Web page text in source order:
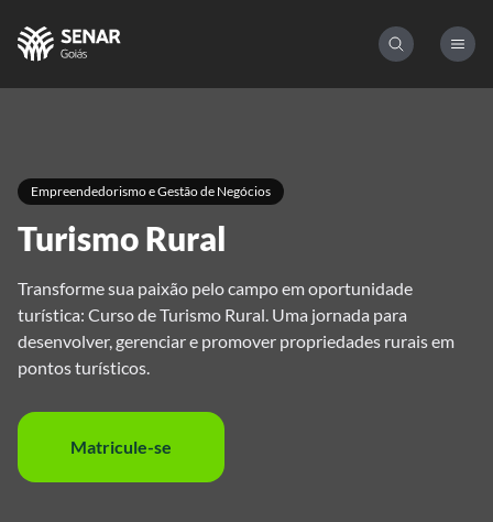
Empreendedorismo e Gestão de Negócios
Turismo Rural
Transforme sua paixão pelo campo em oportunidade
turística: Curso de Turismo Rural. Uma jornada para
desenvolver, gerenciar e promover propriedades rurais em
pontos turísticos.
Matricule-se